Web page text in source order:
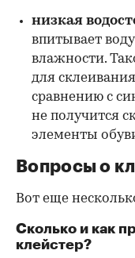
низкая
впитывает
влажности.
для
сравнению с
не получится
элементы
Вопросы о
Вот еще
Сколько и как
клейстер?